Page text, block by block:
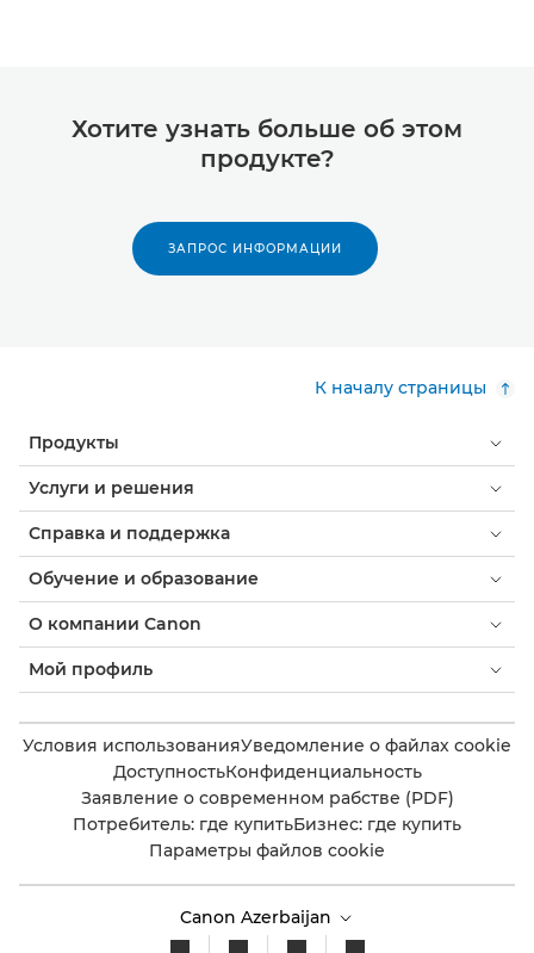
Хотите узнать больше об этом
продукте?
ЗАПРОС ИНФОРМАЦИИ
К началу страницы
Продукты
Услуги и решения
Справка и поддержка
Обучение и образование
О компании Canon
Мой профиль
Условия использованияУведомление о файлах cookie
ДоступностьКонфиденциальность
Заявление о современном рабстве (PDF)
Потребитель: где купитьБизнес: где купить
Параметры файлов cookie
Canon Azerbaijan